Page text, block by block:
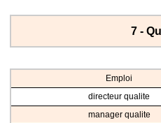
7 -
Emploi
directeur qualite
manager qualite